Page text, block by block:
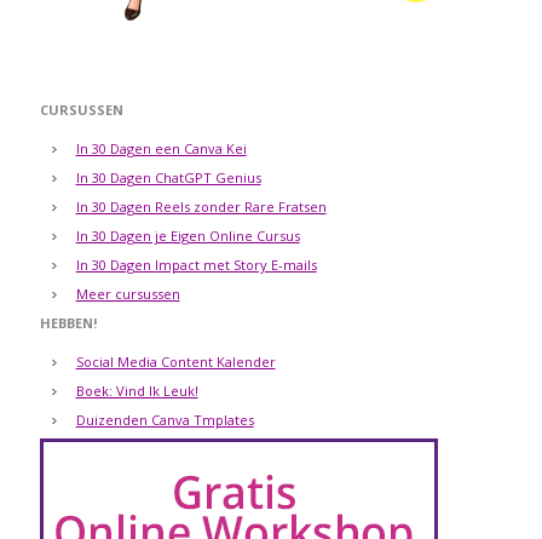
CURSUSSEN
In 30 Dagen een Canva Kei
In 30 Dagen ChatGPT Genius
In 30 Dagen Reels zonder Rare Fratsen
In 30 Dagen je Eigen Online Cursus
In 30 Dagen Impact met Story E-mails
Meer cursussen
HEBBEN!
Social Media Content Kalender
Boek: Vind Ik Leuk!
Duizenden Canva Tmplates